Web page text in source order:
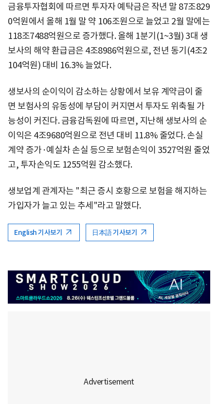
금융투자협회에 따르면 투자자 예탁금은 작년 말 87조829
0억원에서 올해 1월 말 약 106조원으로 늘었고 2월 말에는
118조7488억원으로 증가했다. 올해 1분기(1~3월) 3대 생
보사의 해약 환급금은 4조8986억원으로, 전년 동기(4조2
104억원) 대비 16.3% 늘었다.
생보사의 순이익이 감소하는 상황에서 보유 계약금이 줄
면 보험사의 유동성에 부담이 커지면서 투자도 위축될 가
능성이 커진다. 금융감독원에 따르면, 지난해 생보사의 순
이익은 4조9680억원으로 전년 대비 11.8% 줄었다. 손실
계약 증가·예실차 손실 등으로 보험손익이 3527억원 줄었
고, 투자손익도 1255억원 감소했다.
생보업계 관계자는 "최근 증시 호황으로 보험을 해지하는
가입자가 늘고 있는 추세"라고 말했다.
English 기사보기 日本語 기사보기